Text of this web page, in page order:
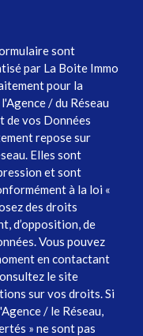
sont
par La Boite Immo
pour la
/ du Réseau
de vos Données
repose sur
Elles sont
et sont
à la loi «
des droits
d’opposition, de
Vous pouvez
en contactant
le site
sur vos droits. Si
/ le Réseau,
» ne sont pas